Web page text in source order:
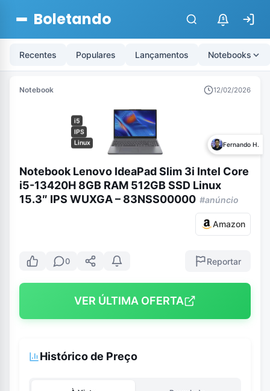
Boletando $
Recentes Populares Lançamentos Notebooks
Notebook 12/02/2026
i5
IPS
Linux
Fernando H.
Notebook Lenovo IdeaPad Slim 3i Intel Core
i5-13420H 8GB RAM 512GB SSD Linux
15.3″ IPS WUXGA – 83NSS00000 #anúncio
Amazon
0 Reportar
VER ÚLTIMA OFERTA
Histórico de Preço